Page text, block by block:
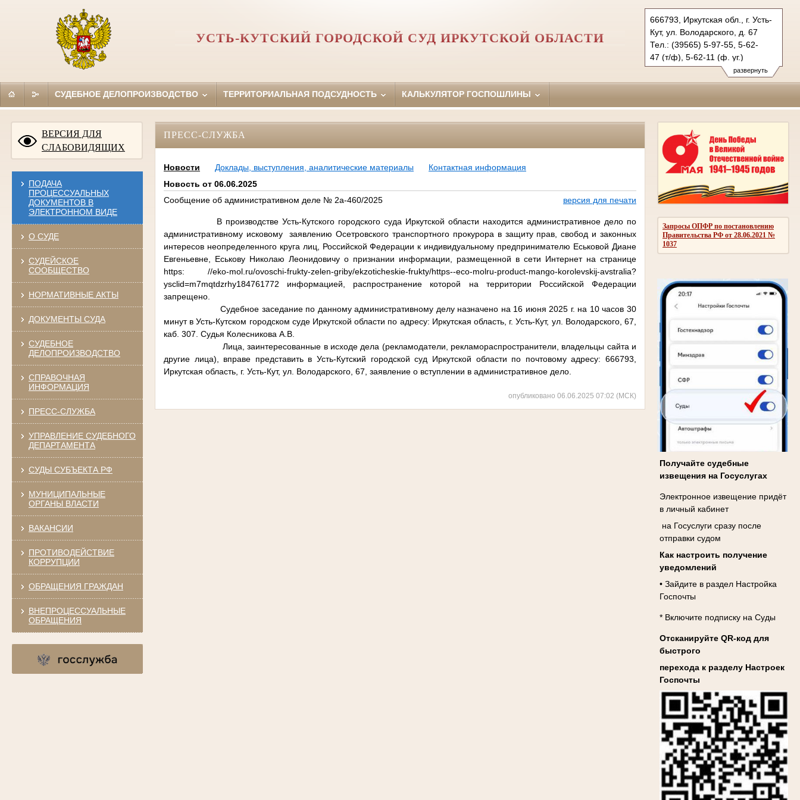
развернуть
666793, Иркутская обл., г. Усть-
Кут, ул. Володарского, д. 67
Тел.: (39565) 5-97-55, 5-62-
47 (т/ф), 5-62-11 (ф. уг.)
ust-kutsky.irk@sudrf.ru
УСТЬ-КУТСКИЙ ГОРОДСКОЙ СУД ИРКУТСКОЙ ОБЛАСТИ
СУДЕБНОЕ ДЕЛОПРОИЗВОДСТВО ТЕРРИТОРИАЛЬНАЯ ПОДСУДНОСТЬ КАЛЬКУЛЯТОР ГОСПОШЛИНЫ
ВЕРСИЯ ДЛЯ
СЛАБОВИДЯЩИХ
ПОДАЧА
ПРОЦЕССУАЛЬНЫХ
ДОКУМЕНТОВ В
ЭЛЕКТРОННОМ ВИДЕ
О СУДЕ
СУДЕЙСКОЕ
СООБЩЕСТВО
НОРМАТИВНЫЕ АКТЫ
ДОКУМЕНТЫ СУДА
СУДЕБНОЕ
ДЕЛОПРОИЗВОДСТВО
СПРАВОЧНАЯ
ИНФОРМАЦИЯ
ПРЕСС-СЛУЖБА
УПРАВЛЕНИЕ СУДЕБНОГО
ДЕПАРТАМЕНТА
СУДЫ СУБЪЕКТА РФ
МУНИЦИПАЛЬНЫЕ
ОРГАНЫ ВЛАСТИ
ВАКАНСИИ
ПРОТИВОДЕЙСТВИЕ
КОРРУПЦИИ
ОБРАЩЕНИЯ ГРАЖДАН
ВНЕПРОЦЕССУАЛЬНЫЕ
ОБРАЩЕНИЯ
Запросы ОПФР по постановлению
Правительства РФ от 28.06.2021 №
1037
Получайте судебные
извещения на Госуслугах
Электронное извещение придёт
в личный кабинет
на Госуслуги сразу после
отправки судом
Как настроить получение
уведомлений
• Зайдите в раздел Настройка
Госпочты
* Включите подписку на Суды
Отсканируйте QR-код для
быстрого
перехода к разделу Настроек
Госпочты
ПРЕСС-СЛУЖБА
Новости Доклады, выступления, аналитические материалы
Контактная информация
Новость от 06.06.2025
Сообщение об административном деле № 2а-460/2025
версия для печати
В производстве Усть-Кутского городского суда Иркутской области находится административное дело по
административному исковому заявлению Осетровского транспортного прокурора в защиту прав, свобод и законных
интересов неопределенного круга лиц, Российской Федерации к индивидуальному предпринимателю Еськовой Диане
Евгеньевне, Еськову Николаю Леонидовичу о признании информации, размещенной в сети Интернет на странице
https: //eko-mol.ru/ovoschi-frukty-zelen-griby/ekzoticheskie-frukty/https--eco-molru-product-mango-korolevskij-avstralia?
ysclid=m7mqtdzrhy184761772 информацией, распространение которой на территории Российской Федерации
запрещено.
Судебное заседание по данному административному делу назначено на 16 июня 2025 г. на 10 часов 30
минут в Усть-Кутском городском суде Иркутской области по адресу: Иркутская область, г. Усть-Кут, ул. Володарского, 67,
каб. 307. Судья Колесникова А.В.
Лица, заинтересованные в исходе дела (рекламодатели, рекламораспространители, владельцы сайта и
другие лица), вправе представить в Усть-Кутский городской суд Иркутской области по почтовому адресу: 666793,
Иркутская область, г. Усть-Кут, ул. Володарского, 67, заявление о вступлении в административное дело.
опубликовано 06.06.2025 07:02 (МСК)